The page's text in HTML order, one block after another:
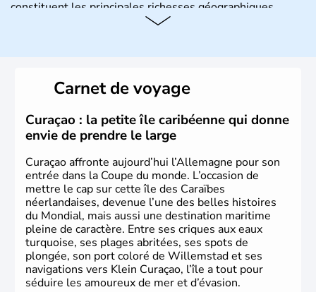
constituent les principales richesses géographiques.
lesquelles bénéficient d'une grande autonomie. Le pays
peut se targuer de grands noms qu'il a vu naître dans tous
les domaines, des arts à la politique en passant par la
philosophie. Hertz, Gutenberg, Heidegger, Thomas Mann,
Herman Hesse ou bien Hegel en font partie.
Carnet de voyage
Curaçao : la petite île caribéenne qui donne
envie de prendre le large
Curaçao affronte aujourd’hui l’Allemagne pour son
entrée dans la Coupe du monde. L’occasion de
mettre le cap sur cette île des Caraïbes
néerlandaises, devenue l’une des belles histoires
du Mondial, mais aussi une destination maritime
pleine de caractère. Entre ses criques aux eaux
turquoise, ses plages abritées, ses spots de
plongée, son port coloré de Willemstad et ses
navigations vers Klein Curaçao, l’île a tout pour
séduire les amoureux de mer et d’évasion.